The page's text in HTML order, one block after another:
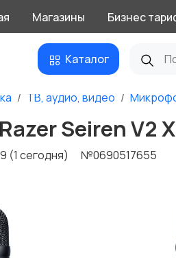
Магазины Бизнес
Каталог
ТВ, аудио, видео
Seiren V2
(1 сегодня) №0690517655